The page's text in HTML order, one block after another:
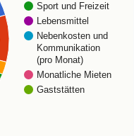
Sport und Freizeit
Lebensmittel
Nebenkosten und
Kommunikation
(pro Monat)
Monatliche Mieten
Gaststätten